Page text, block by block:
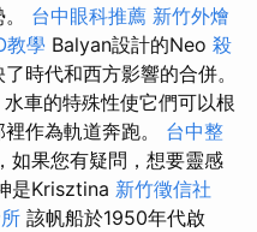
台中眼科推薦 新竹外燴
教學 Balyan設計的Neo 殺
時代和西方影響的合併。
水車的特殊性使它們可以根
作為軌道奔跑。 台中整
如果您有疑問，想要靈感
是Krisztina 新竹徵信社
該帆船於1950年代啟